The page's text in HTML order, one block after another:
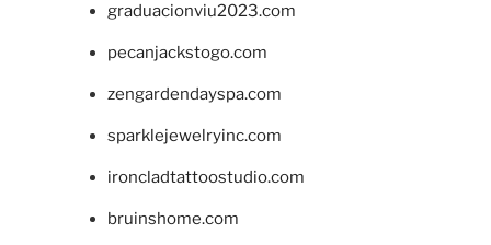
graduacionviu2023.com
pecanjackstogo.com
zengardendayspa.com
sparklejewelryinc.com
ironcladtattoostudio.com
bruinshome.com